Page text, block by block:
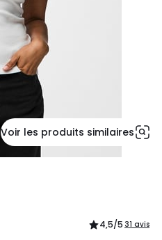
Voir les produits similaires
4,5/5 31 avis